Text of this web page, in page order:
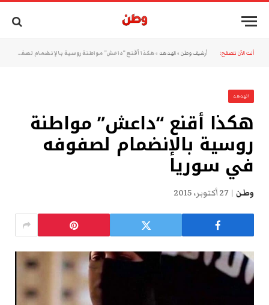
أنت الآن تتصفح: أرشيف وطن »الهدهد »هكذا أقنع “داعش” مواطنة روسية بالإنضمام لصفوفه في سوريا
الهدهد
هكذا أقنع “داعش” مواطنة
روسية بالإنضمام لصفوفه
في سوريا
وطن 27 أكتوبر، 2015